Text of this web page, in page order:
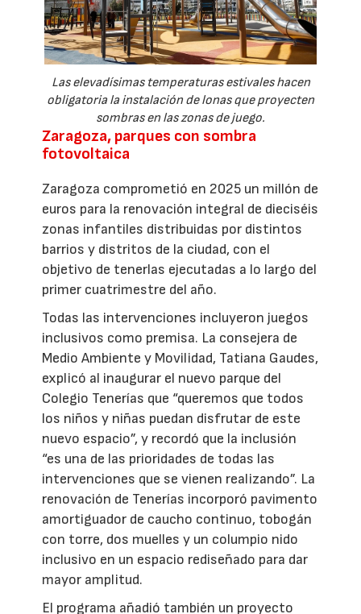
Las elevadísimas temperaturas estivales hacen
obligatoria la instalación de lonas que proyecten
sombras en las zonas de juego.
Zaragoza, parques con sombra
fotovoltaica
Zaragoza comprometió en 2025 un millón de
euros para la renovación integral de dieciséis
zonas infantiles distribuidas por distintos
barrios y distritos de la ciudad, con el
objetivo de tenerlas ejecutadas a lo largo del
primer cuatrimestre del año.
Todas las intervenciones incluyeron juegos
inclusivos como premisa. La consejera de
Medio Ambiente y Movilidad, Tatiana Gaudes,
explicó al inaugurar el nuevo parque del
Colegio Tenerías que “queremos que todos
los niños y niñas puedan disfrutar de este
nuevo espacio”, y recordó que la inclusión
“es una de las prioridades de todas las
intervenciones que se vienen realizando”. La
renovación de Tenerías incorporó pavimento
amortiguador de caucho continuo, tobogán
con torre, dos muelles y un columpio nido
inclusivo en un espacio rediseñado para dar
mayor amplitud.
El programa añadió también un proyecto